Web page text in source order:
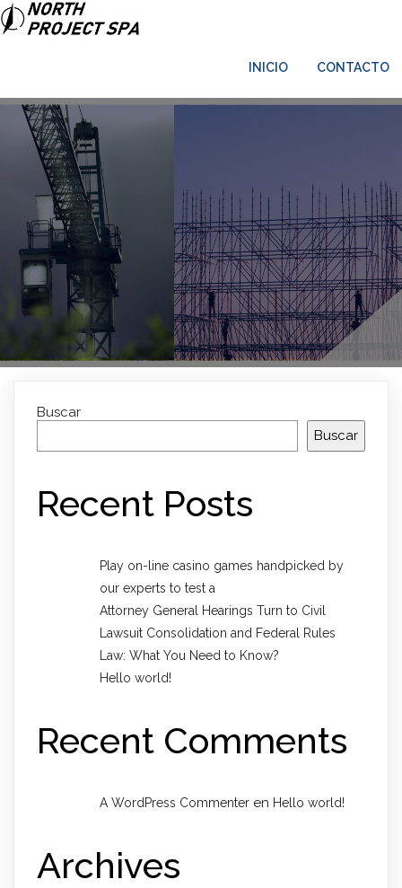
INICIO CONTACTO
Buscar
Buscar
Recent Posts
Play on-line casino games handpicked by
our experts to test a
Attorney General Hearings Turn to Civil
Lawsuit Consolidation and Federal Rules
Law: What You Need to Know?
Hello world!
Recent Comments
A WordPress Commenter en Hello world!
Archives